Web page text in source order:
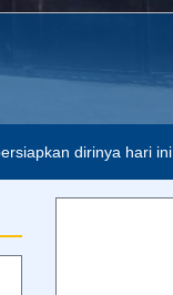
dirinya hari ini.